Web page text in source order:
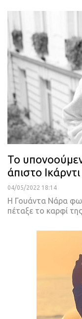
Το
άπιστο
04/05/2022 18:14
Η Γουάντα Νάρα
πέταξε το καρφί